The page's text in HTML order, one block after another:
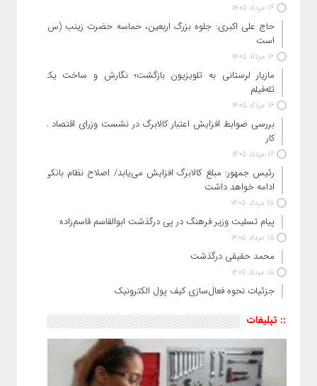
16 مرداد 1405
حاج‌ علی‌ اکبری: جلوه بزرگ اربعین، حماسه حضرت زینب (س)
است
16 مرداد 1405
مازیار لرستانی به تلویزیون بازگشت؛ نگارش و ساخت یک
تله‌فیلم
16 مرداد 1405
بررسی ضوابط افزایش اعتبار کالابرگ در نشست وزرای اقتصاد و
کار
16 مرداد 1405
رئیس‌ جمهور: مبلغ کالابرگ افزایش می‌یابد/ اصلاح نظام بانکی
ادامه خواهد داشت
15 مرداد 1405
پیام تسلیت وزیر فرهنگ در پی درگذشت ابوالقاسم قاسم‌زاده
15 مرداد 1405
محمد حقیقی درگذشت
15 مرداد 1405
جزئیات نحوه فعال‌سازی کیف پول الکترونیک
:: تبلیغات